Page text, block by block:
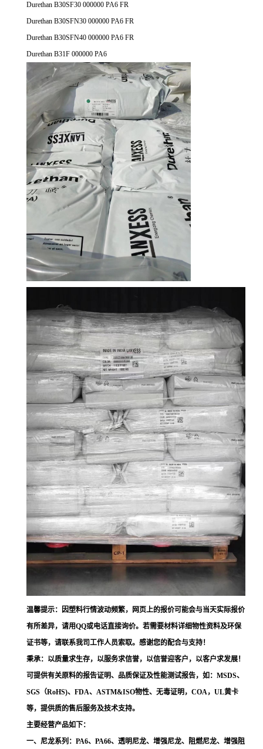
Durethan B30SF30 000000 PA6 FR
Durethan B30SFN30 000000 PA6 FR
Durethan B30SFN40 000000 PA6 FR
Durethan B31F 000000 PA6
温馨提示：因塑料行情波动频繁，网页上的报价可能会与当天实际报价
有所差异，请用QQ或电话直接询价。若需要材料详细物性资料及环保
证书等，请联系我司工作人员索取。感谢您的配合与支持！
秉承：以质量求生存，以服务求信誉，以信誉迎客户，以客户求发展！
可提供有关原料的报告证明、品质保证及性能测试报告，如：MSDS、
SGS（RoHS)、FDA、ASTM&ISO物性、无毒证明，COA，UL黄卡
等，提供质的售后服务及技术支持。
主要经营产品如下：
一、尼龙系列：PA6、PA66、透明尼龙、增强尼龙、阻燃尼龙、增强阻